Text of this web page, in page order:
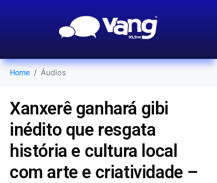
Home Áudios
Xanxerê ganhará gibi
inédito que resgata
história e cultura local
com arte e criatividade –